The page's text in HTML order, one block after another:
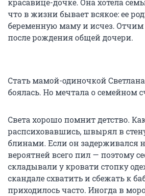
красавице-дочке. Она хотела
что в жизни бывает всякое: ее
беременную маму и исчез. Отчим
после рождения общей дочери.
Стать мамой-одиночкой
боялась. Но мечтала о семейном
Света хорошо помнит детство.
распсиховавшись, швырял в
блинами. Если он задерживался
вероятней всего пил — поэтому
складывали у кровати стопку
скандале схватить и сбежать к
приходилось часто. Иногда в